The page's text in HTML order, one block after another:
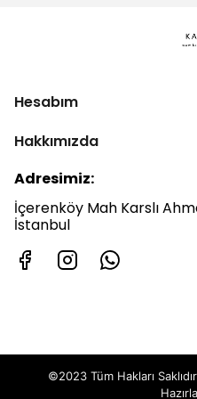
Hesabım
Hakkımızda
Adresimiz:
İçerenköy Mah Karslı
İstanbul
©2023 Tüm Hakları